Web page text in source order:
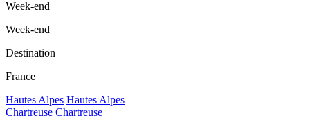
Week-end
Week-end
Destination
France
Hautes Alpes Hautes Alpes
Chartreuse Chartreuse